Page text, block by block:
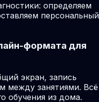
определяем
персональный
формата для
экран, запись
между занятиями. Всё
обучения из дома.